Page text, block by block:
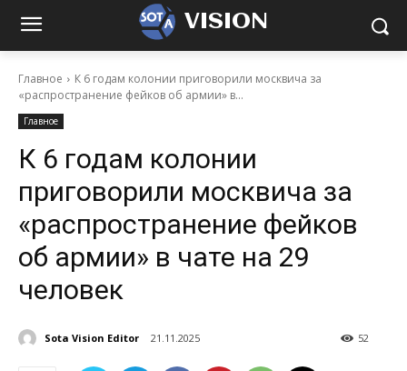
VISION
Главное
К 6 годам колонии приговорили москвича за
«распространение фейков об армии» в...
Главное
К 6 годам колонии
приговорили москвича за
«распространение фейков
об армии» в чате на 29
человек
Sota Vision Editor 21.11.2025 52